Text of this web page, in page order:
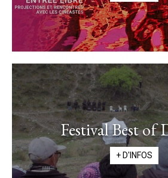
Festival Best of
+ D'INFOS